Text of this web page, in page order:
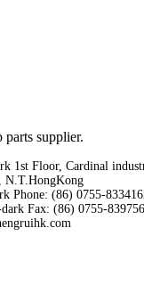
supplier.
1st Floor, Cardinal
N.T.HongKong
Phone: (86) 0755-
Fax: (86) 0755-